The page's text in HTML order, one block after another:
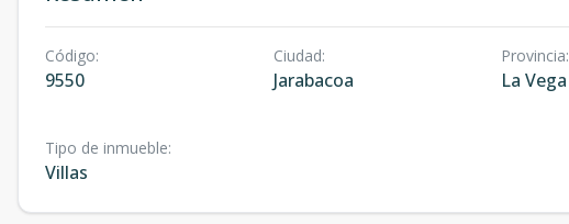
Código:
9550
Ciudad:
Jarabacoa
Provincia:
La Vega
Tipo de inmueble:
Villas